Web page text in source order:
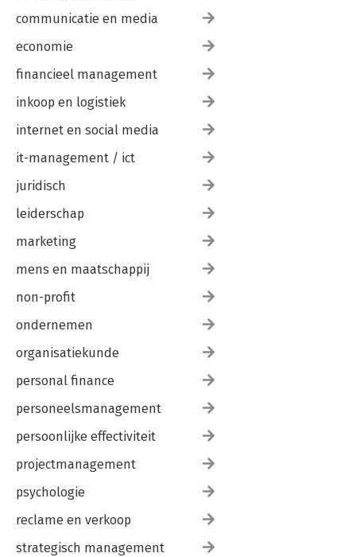
communicatie en media
economie
financieel management
inkoop en logistiek
internet en social media
it-management / ict
juridisch
leiderschap
marketing
mens en maatschappij
non-profit
ondernemen
organisatiekunde
personal finance
personeelsmanagement
persoonlijke effectiviteit
projectmanagement
psychologie
reclame en verkoop
strategisch management